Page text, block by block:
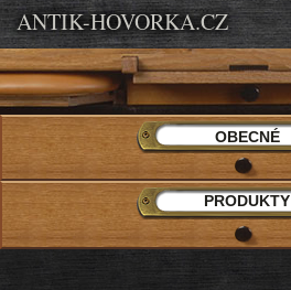
ANTIK-HOVORKA.CZ
OBECNÉ
PRODUKTY